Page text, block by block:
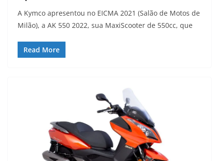
A Kymco apresentou no EICMA 2021 (Salão de Motos de
Milão), a AK 550 2022, sua MaxiScooter de 550cc, que
Read More